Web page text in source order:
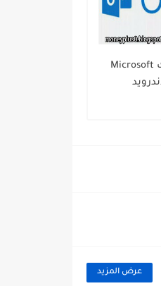
تنزيل تطبيق اوت لوك Microsoft
عرض المزيد